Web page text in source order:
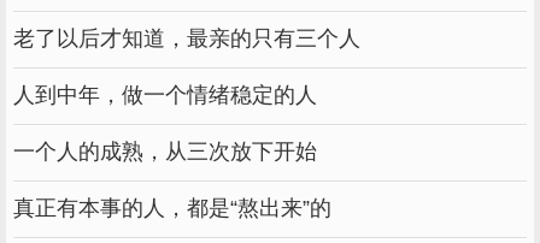
在那么高的位子，再烫的血也可能慢慢冷却。多
年后再要揭示先帝罪证，就等于亲手推翻这些年
的自己。当他被累累权势拥簇，还能有如今这份
一往无前的血气，拿起那个匣子吗？” “这场戏一
旦演了，就可能再也走不出来。所以他想，不能
等，大周也等不起了，既然总该由他来，不如现
在就做这件事。殿下在出城‘追杀’您的几日里，
老了以后才知道，最亲的只有三个人
人到中年，做一个情绪稳定的人
一个人的成熟，从三次放下开始
真正有本事的人，都是“熬出来”的